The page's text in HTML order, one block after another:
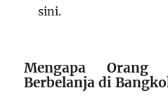
sini.
Mengapa Orang
Berbelanja di